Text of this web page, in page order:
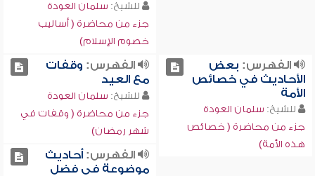
للشيخ: سلمان العودة
جزء من محاضرة ( أساليب
خصوم الإسلام)
الفهرس: بعض
الأحاديث في خصائص
الأمة
للشيخ: سلمان العودة
جزء من محاضرة ( خصائص
هذه الأمة)
الفهرس: وقفات
مع العيد
للشيخ: سلمان العودة
جزء من محاضرة ( وقفات في
شهر رمضان)
الفهرس:أحاديث
موضوعة في فضل